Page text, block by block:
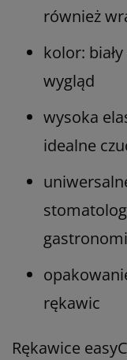
również
kolor:
wygląd
wysoka
idealne
rękawic
Rękawice